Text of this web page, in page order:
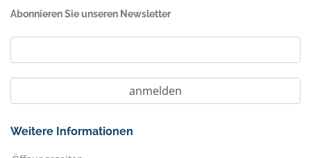
Abonnieren Sie unseren Newsletter
Weitere Informationen